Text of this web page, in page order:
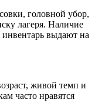
головной убор,
лагеря. Наличие
инвентарь выдают на
живой темп и
часто нравятся